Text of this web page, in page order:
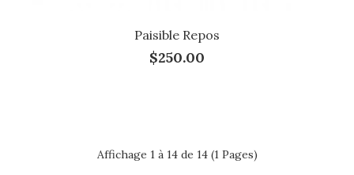
Paisible Repos
$250.00
Affichage 1 à 14 de 14 (1 Pages)